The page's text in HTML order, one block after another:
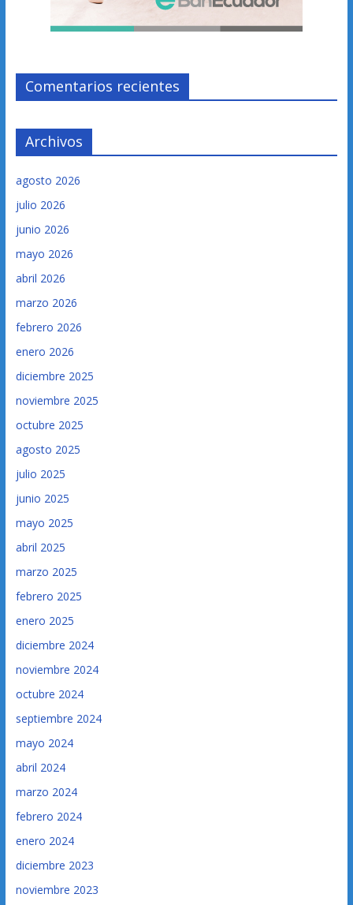
Comentarios recientes
Archivos
agosto 2026
julio 2026
junio 2026
mayo 2026
abril 2026
marzo 2026
febrero 2026
enero 2026
diciembre 2025
noviembre 2025
octubre 2025
agosto 2025
julio 2025
junio 2025
mayo 2025
abril 2025
marzo 2025
febrero 2025
enero 2025
diciembre 2024
noviembre 2024
octubre 2024
septiembre 2024
mayo 2024
abril 2024
marzo 2024
febrero 2024
enero 2024
diciembre 2023
noviembre 2023